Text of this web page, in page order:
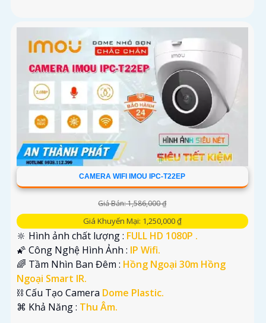
CAMERA WIFI IMOU IPC-T22EP
Giá Bán: 1,586,000 ₫
Giá Khuyến Mại: 1,250,000 ₫
🔆 Hình ảnh chất lượng : FULL HD 1080P .
🌠 Công Nghệ Hình Ảnh : IP Wifi.
🌈 Tầm Nhìn Ban Đêm : Hồng Ngoại 30m Hồng
Ngoại Smart IR.
⛓ Cấu Tạo Camera Dome Plastic.
️⌘ Khả Năng : Thu Âm.